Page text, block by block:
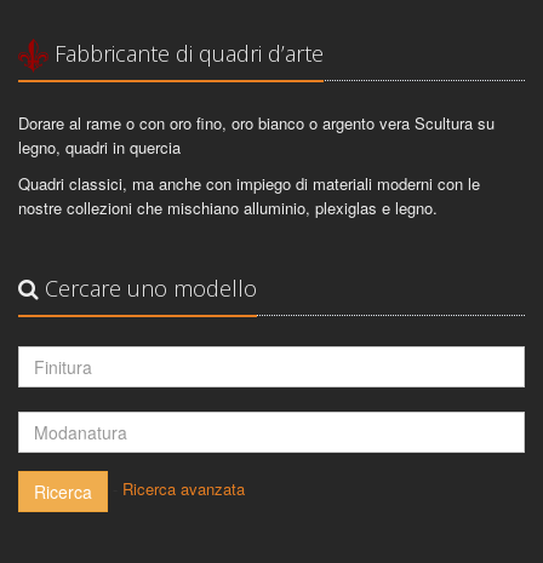
Fabbricante di quadri d’arte
Dorare al rame o con oro fino, oro bianco o argento vera Scultura su
legno, quadri in quercia
Quadri classici, ma anche con impiego di materiali moderni con le
nostre collezioni che mischiano alluminio, plexiglas e legno.
Cercare uno modello
Ricerca Ricerca avanzata